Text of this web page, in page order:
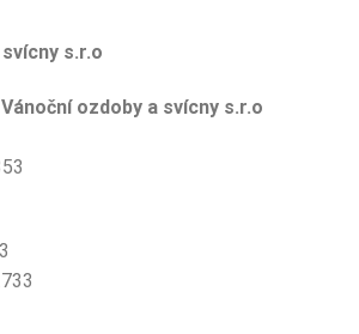
s.r.o
ozdoby a svícny s.r.o